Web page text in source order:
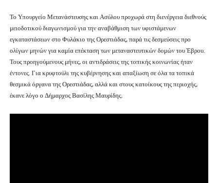
Το Υπουργείο Μετανάστευσης και Ασύλου προχωρά στη διενέργεια διεθνούς
μειοδοτικού διαγωνισμού για την αναβάθμιση των υφιστάμενων
εγκαταστάσεων στο Φυλάκιο της Ορεστιάδας, παρά τις δεσμεύσεις προ
ολίγων μηνών για καμία επέκταση των μεταναστευτικών δομών του Έβρου.
Τους προηγούμενους μήνες, οι αντιδράσεις της τοπικής κοινωνίας ήταν
έντονες. Για κρυφτούλι της κυβέρνησης και απαξίωση σε όλα τα τοπικά
θεσμικά όργανα της Ορεστιάδας, αλλά και στους κατοίκους της περιοχής,
έκανε λόγο ο Δήμαρχος Βασίλης Μαυρίδης.